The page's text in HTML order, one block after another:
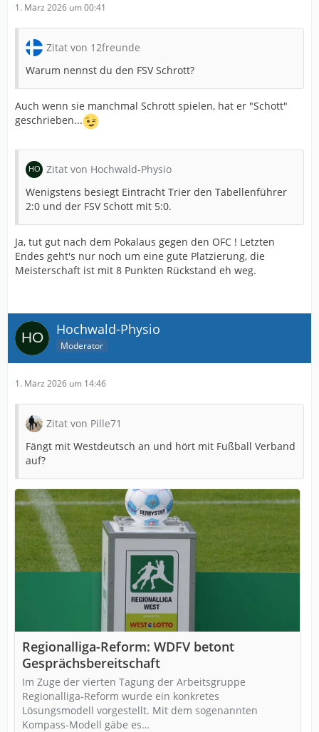
1. März 2026 um 00:41
Zitat von 12freunde
Warum nennst du den FSV Schrott?
Auch wenn sie manchmal Schrott spielen, hat er "Schott"
geschrieben...
Zitat von Hochwald-Physio
Wenigstens besiegt Eintracht Trier den Tabellenführer
2:0 und der FSV Schott mit 5:0.
Ja, tut gut nach dem Pokalaus gegen den OFC ! Letzten
Endes geht's nur noch um eine gute Platzierung, die
Meisterschaft ist mit 8 Punkten Rückstand eh weg.
Hochwald-Physio
Moderator
1. März 2026 um 14:46
Zitat von Pille71
Fängt mit Westdeutsch an und hört mit Fußball Verband
auf?
Regionalliga-Reform: WDFV betont
Gesprächsbereitschaft
Im Zuge der vierten Tagung der Arbeitsgruppe
Regionalliga-Reform wurde ein konkretes
Lösungsmodell vorgestellt. Mit dem sogenannten
Kompass-Modell gäbe es…